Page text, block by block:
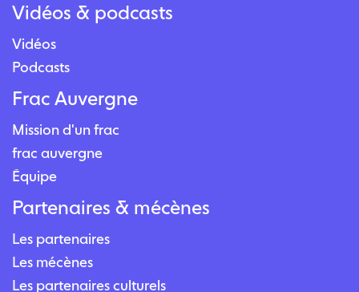
Vidéos & podcasts
Vidéos
Podcasts
Frac Auvergne
Mission d'un frac
frac auvergne
Équipe
Partenaires & mécènes
Les partenaires
Les mécènes
Les partenaires culturels